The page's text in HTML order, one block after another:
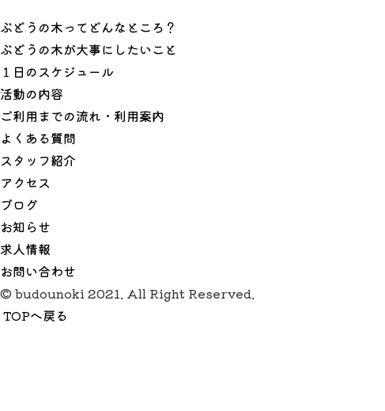
ぶどうの木ってどんなところ？
ぶどうの木が大事にしたいこと
１日のスケジュール
活動の内容
ご利用までの流れ・利用案内
よくある質問
スタッフ紹介
アクセス
ブログ
お知らせ
求人情報
お問い合わせ
© budounoki 2021. All Right Reserved.
TOPへ戻る